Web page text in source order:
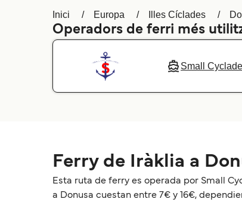
Inici Europa Illes Cíclades
Operadors de ferri més
Small
Ferry de Iràklia a
Esta ruta de ferry es operada por Small
a Donusa cuestan entre 7€ y 16€,